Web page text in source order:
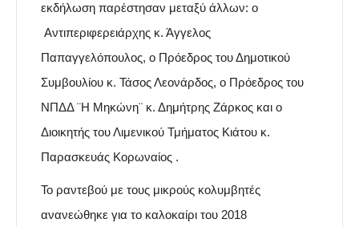
εκδήλωση παρέστησαν μεταξύ άλλων: ο
Αντιπεριφερειάρχης κ. Άγγελος
Παπαγγελόπουλος, ο Πρόεδρος του Δημοτικού
Συμβουλίου κ. Τάσος Λεονάρδος, ο Πρόεδρος του
ΝΠΔΔ ¨Η Μηκώνη¨ κ. Δημήτρης Ζάρκος και ο
Διοικητής του Λιμενικού Τμήματος Κιάτου κ.
Παρασκευάς Κορωναίος .
Το ραντεβού με τους μικρούς κολυμβητές
ανανεώθηκε για το καλοκαίρι του 2018